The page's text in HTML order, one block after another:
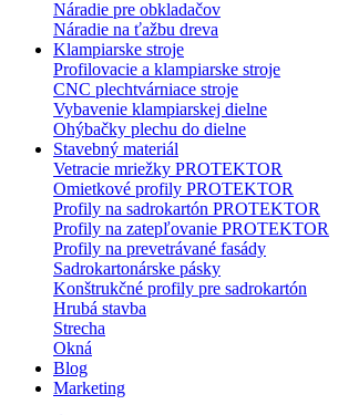
Náradie pre obkladačov
Náradie na ťažbu dreva
Klampiarske stroje
Profilovacie a klampiarske stroje
CNC plechtvárniace stroje
Vybavenie klampiarskej dielne
Ohýbačky plechu do dielne
Stavebný materiál
Vetracie mriežky PROTEKTOR
Omietkové profily PROTEKTOR
Profily na sadrokartón PROTEKTOR
Profily na zatepľovanie PROTEKTOR
Profily na prevetrávané fasády
Sadrokartonárske pásky
Konštrukčné profily pre sadrokartón
Hrubá stavba
Strecha
Okná
Blog
Marketing